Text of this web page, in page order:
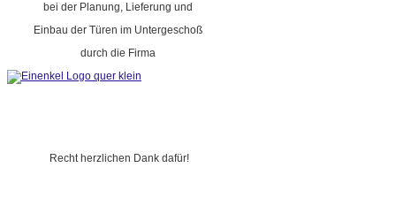
bei der Planung, Lieferung und
Einbau der Türen im Untergeschoß
durch die Firma
Recht herzlichen Dank dafür!